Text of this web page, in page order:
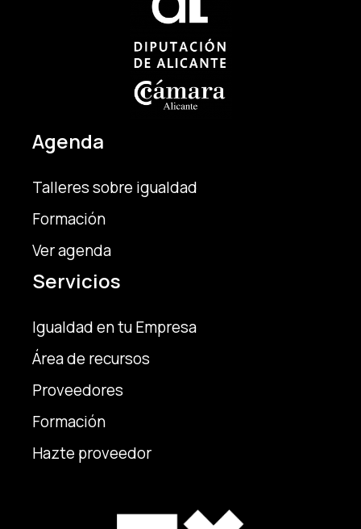
Servicios
Igualdad en tu Empresa
Área de recursos
Proveedores
Formación
Hazte proveedor
Agenda
Talleres sobre igualdad
Formación
Ver agenda